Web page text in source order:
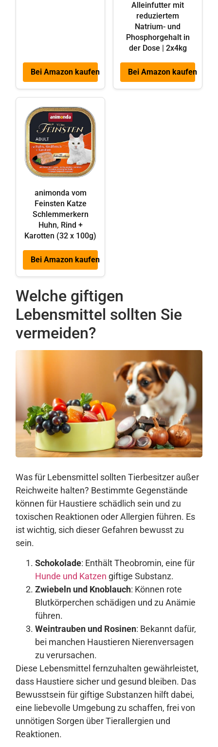
Bei Amazon kaufen
Alleinfutter mit
reduziertem
Natrium- und
Phosphorgehalt in
der Dose | 2x4kg
Bei Amazon kaufen
animonda vom
Feinsten Katze
Schlemmerkern
Huhn, Rind +
Karotten (32 x 100g)
Bei Amazon kaufen
Welche giftigen
Lebensmittel sollten Sie
vermeiden?
Was für Lebensmittel sollten Tierbesitzer außer
Reichweite halten? Bestimmte Gegenstände
können für Haustiere schädlich sein und zu
toxischen Reaktionen oder Allergien führen. Es
ist wichtig, sich dieser Gefahren bewusst zu
sein.
Schokolade: Enthält Theobromin, eine für
Hunde und Katzen giftige Substanz.
Zwiebeln und Knoblauch: Können rote
Blutkörperchen schädigen und zu Anämie
führen.
Weintrauben und Rosinen: Bekannt dafür,
bei manchen Haustieren Nierenversagen
zu verursachen.
Diese Lebensmittel fernzuhalten gewährleistet,
dass Haustiere sicher und gesund bleiben. Das
Bewusstsein für giftige Substanzen hilft dabei,
eine liebevolle Umgebung zu schaffen, frei von
unnötigen Sorgen über Tierallergien und
Reaktionen.